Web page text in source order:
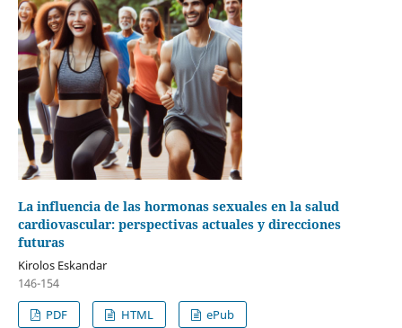
La influencia de las hormonas sexuales en la salud
cardiovascular: perspectivas actuales y direcciones
futuras
Kirolos Eskandar
146-154
PDF
HTML ePub